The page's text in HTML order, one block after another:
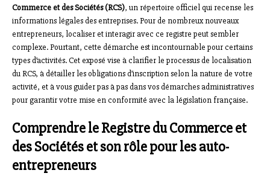
Commerce et des Sociétés (RCS), un répertoire officiel qui recense les
informations légales des entreprises. Pour de nombreux nouveaux
entrepreneurs, localiser et interagir avec ce registre peut sembler
complexe. Pourtant, cette démarche est incontournable pour certains
types d’activités. Cet exposé vise à clarifier le processus de localisation
du RCS, à détailler les obligations d’inscription selon la nature de votre
activité, et à vous guider pas à pas dans vos démarches administratives
pour garantir votre mise en conformité avec la législation française.
Comprendre le Registre du Commerce et
des Sociétés et son rôle pour les auto-
entrepreneurs